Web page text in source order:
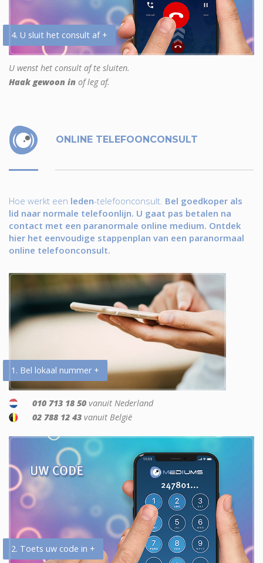
4. U sluit het consult af +
U wenst het consult af te sluiten.
Haak gewoon in of leg af.
ONLINE TELEFOONCONSULT
Hoe werkt een leden-telefoonconsult. Bel goedkoper als
lid naar normale telefoonlijn. U gaat pas betalen na
contact met een paranormale online medium. Ontdek
hier het eenvoudige stappenplan van een paranormaal
online telefoonconsult.
1. Bel lokaal nummer +
010 713 18 50 vanuit Nederland
02 788 12 43 vanuit België
2. Toets uw code in +